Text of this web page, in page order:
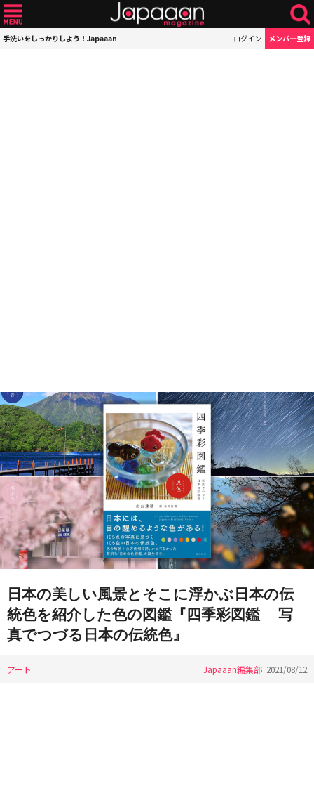
手洗いをしっかりしよう！Japaaan ログイン メンバー登録
日本の美しい風景とそこに浮かぶ日本の伝
統色を紹介した色の図鑑『四季彩図鑑 写
真でつづる日本の伝統色』
アート Japaaan編集部 2021/08/12